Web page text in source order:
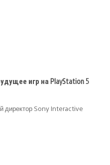
игр на PlayStation 5
директор Sony Interactive